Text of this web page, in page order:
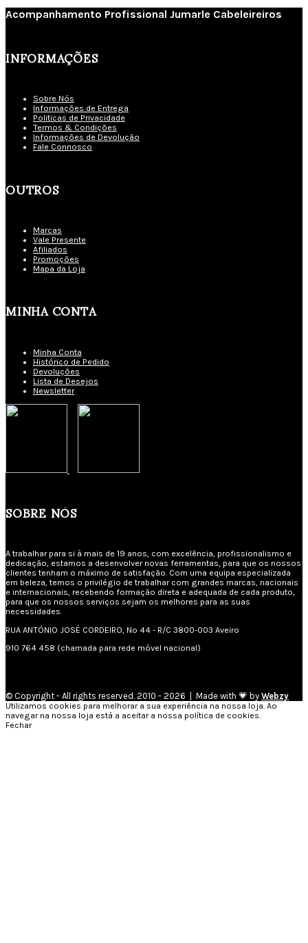
Acompanhamento Profissional Jumarle Cabeleireiros
INFORMAÇÕES
Sobre Nós
Informações de Entrega
Politicas de Privacidade
Termos & Condições
Informações de Devolução
Fale Connosco
OUTROS
Marcas
Vale Presente
Afiliados
Promoções
Mapa da Loja
MINHA CONTA
Minha Conta
Histórico de Pedido
Devoluções
Lista de Desejos
Newsletter
SOBRE NÓS
A trabalhar para si à mais de 19 anos, com excelência, profissionalismo e
dedicação, estamos a desenvolver novas ferramentas, para que os nossos
clientes tenham o máximo de satisfação. Com uma equipa especializada
em beleza, temos o privilégio de trabalhar com grandes marcas, nacionais
e internacionais, recebendo formação direta e adequada de cada produto,
para que os nossos serviços sejam os melhores para as suas
necessidades.
RUA ANTÓNIO JOSÉ CORDEIRO, Nº 44 - R/C 3800-003 Aveiro
910 764 458 (chamada para rede móvel nacional)
© Copyright - All rights reserved. 2010 - 2026 | Made with 💗 by Webzy
Utilizamos cookies para melhorar a sua experiência na nossa loja. Ao
navegar na nossa loja está a aceitar a nossa política de cookies.
Fechar